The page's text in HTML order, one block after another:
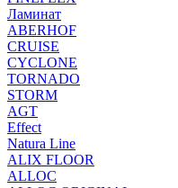
Ламинат
ABERHOF
CRUISE
CYCLONE
TORNADO
STORM
AGT
Effect
Natura Line
ALIX FLOOR
ALLOC